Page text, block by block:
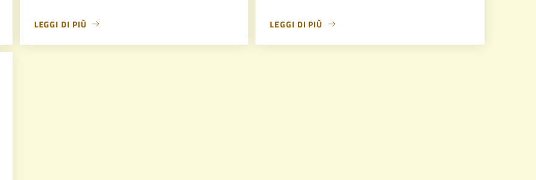
LEGGI DI PIÙ LEGGI DI PIÙ